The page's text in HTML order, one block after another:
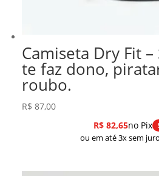
Camiseta Dry Fit
te faz dono,
roubo.
R$ 87,00
R$82,65no Pix
ou em até 3x sem